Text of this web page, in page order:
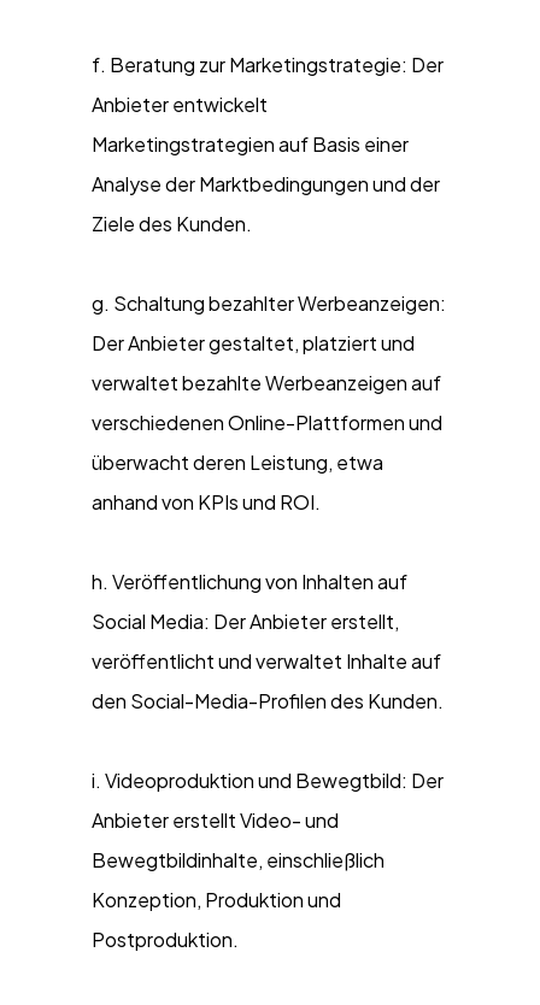
f. Beratung zur Marketingstrategie: Der
Anbieter entwickelt
Marketingstrategien auf Basis einer
Analyse der Marktbedingungen und der
Ziele des Kunden.
g. Schaltung bezahlter Werbeanzeigen:
Der Anbieter gestaltet, platziert und
verwaltet bezahlte Werbeanzeigen auf
verschiedenen Online-Plattformen und
überwacht deren Leistung, etwa
anhand von KPIs und ROI.
h. Veröffentlichung von Inhalten auf
Social Media: Der Anbieter erstellt,
veröffentlicht und verwaltet Inhalte auf
den Social-Media-Profilen des Kunden.
i. Videoproduktion und Bewegtbild: Der
Anbieter erstellt Video- und
Bewegtbildinhalte, einschließlich
Konzeption, Produktion und
Postproduktion.